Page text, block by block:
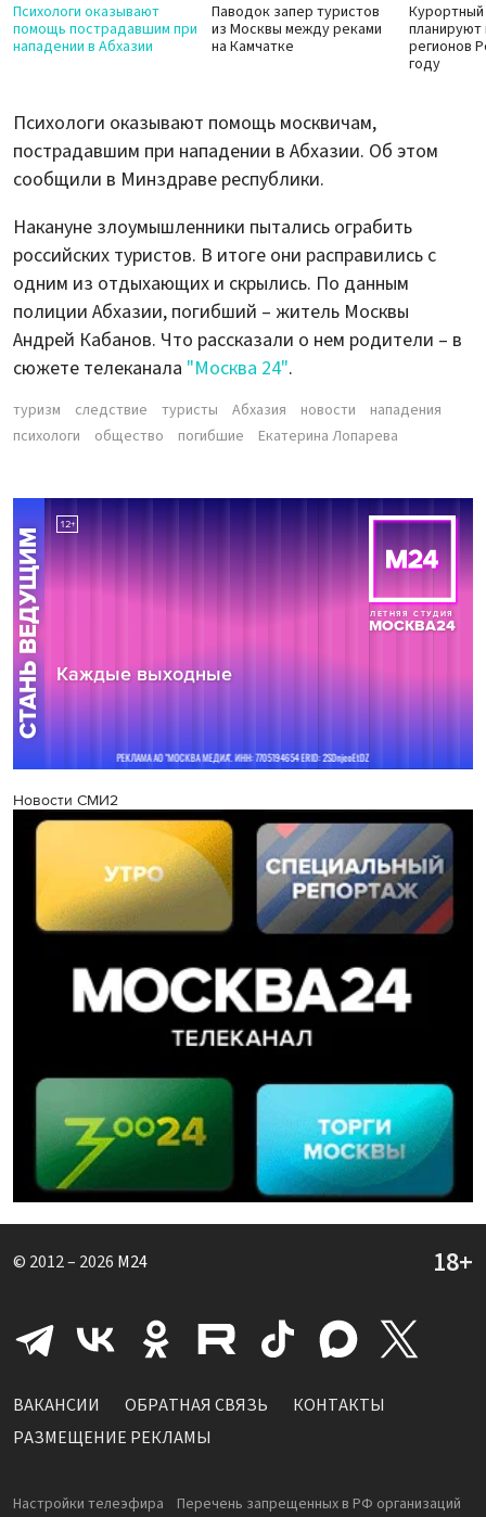
Психологи оказывают
помощь пострадавшим при
нападении в Абхазии
Паводок запер туристов
из Москвы между реками
на Камчатке
регионов
году
Психологи оказывают помощь москвичам,
пострадавшим при нападении в Абхазии. Об этом
сообщили в Минздраве республики.
Накануне злоумышленники пытались ограбить
российских туристов. В итоге они расправились с
одним из отдыхающих и скрылись. По данным
полиции Абхазии, погибший – житель Москвы
Андрей Кабанов. Что рассказали о нем родители – в
сюжете телеканала "Москва 24".
туризм следствие туристы Абхазия новости
нападения
психологи
общество погибшие Екатерина Лопарева
Новости СМИ2
© 2012 – 2026 M24
ВАКАНСИИ ОБРАТНАЯ СВЯЗЬ
КОНТАКТЫ
РАЗМЕЩЕНИЕ РЕКЛАМЫ
Настройки телеэфира
Перечень запрещенных в РФ организаций